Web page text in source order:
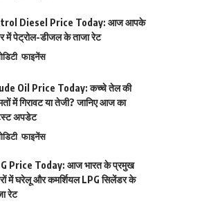
Diesel Price Today: आज आपके
में पेट्रोल-डीजल के ताजा रेट
फाइनेंस
Oil Price Today: कच्चे तेल की
में गिरावट या तेजी? जानिए आज का
अपडेट
फाइनेंस
Price Today: आज भारत के प्रमुख
में घरेलू और कमर्शियल LPG सिलेंडर के
रेट